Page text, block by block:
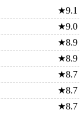
★9.1
★9.0
★8.9
★8.9
★8.7
★8.7
★8.7